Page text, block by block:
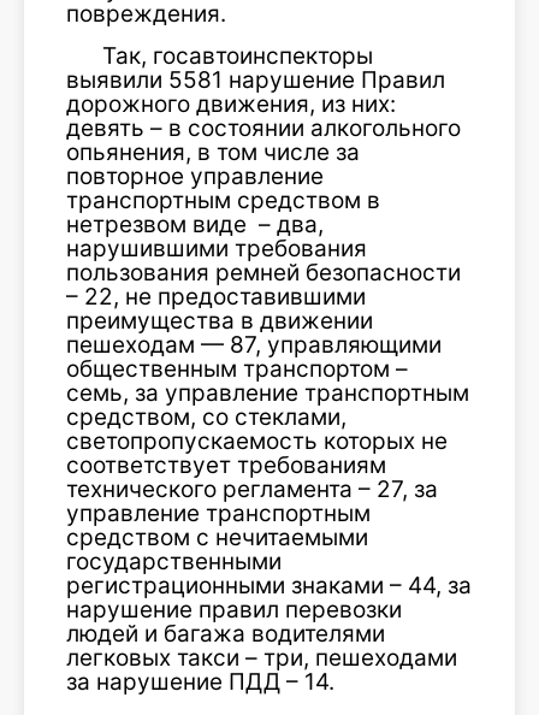
повреждения.
Так, госавтоинспекторы
выявили 5581 нарушение Правил
дорожного движения, из них:
девять – в состоянии алкогольного
опьянения, в том числе за
повторное управление
транспортным средством в
нетрезвом виде – два,
нарушившими требования
пользования ремней безопасности
– 22, не предоставившими
преимущества в движении
пешеходам — 87, управляющими
общественным транспортом –
семь, за управление транспортным
средством, со стеклами,
светопропускаемость которых не
соответствует требованиям
технического регламента – 27, за
управление транспортным
средством с нечитаемыми
государственными
регистрационными знаками – 44, за
нарушение правил перевозки
людей и багажа водителями
легковых такси – три, пешеходами
за нарушение ПДД – 14.